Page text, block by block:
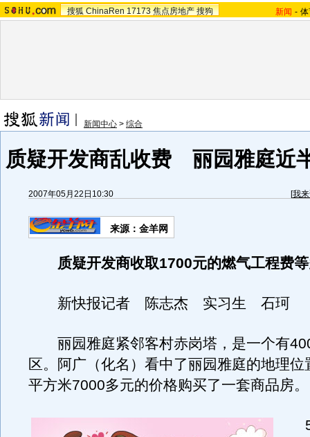
搜狐 ChinaRen 17173 焦点房地产 搜狗 新闻 -
新闻中心 > 综合
质疑开发商乱收费 丽园雅庭近
2007年05月22日10:30 [我
来源：金羊网
质疑开发商收取1700元的燃气工程费
新快报记者 陈志杰 实习生 石珂
丽园雅庭紧邻客村赤岗塔，是一个有
区。阿广（化名）看中了丽园雅庭的地理位
平方米7000多元的价格购买了一套商品房。
5